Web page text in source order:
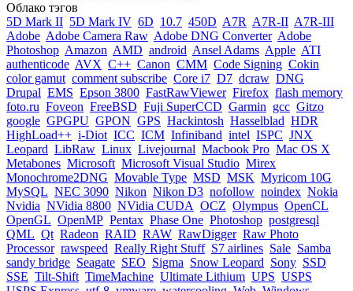
Облако тэгов
5D Mark II 5D Mark IV 6D 10.7 450D A7R A7R-II A7R-III
Adobe Adobe Camera Raw Adobe DNG Converter Adobe
Photoshop Amazon AMD android Ansel Adams Apple ATI
authenticode AVX C++ Canon CMM Code Signing Cokin
color gamut comment subscribe Core i7 D7 dcraw DNG
Drupal EMS Epson 3800 FastRawViewer Firefox flash memory
foto.ru Foveon FreeBSD Fuji SuperCCD Garmin gcc Gitzo
google GPGPU GPON GPS Hackintosh Hasselblad HDR
HighLoad++ i-Diot ICC ICM Infiniband intel ISPC JNX
Leopard LibRaw Linux Livejournal Macbook Pro Mac OS X
Metabones Microsoft Microsoft Visual Studio Mirex
Monochrome2DNG Movable Type MSD MSK Myricom 10G
MySQL NEC 3090 Nikon Nikon D3 nofollow noindex Nokia
Nvidia NVidia 8800 NVidia CUDA OCZ Olympus OpenCL
OpenGL OpenMP Pentax Phase One Photoshop postgresql
QML Qt Radeon RAID RAW RawDigger Raw Photo
Processor rawspeed Really Right Stuff S7 airlines Sale Samba
sandy bridge Seagate SEO Sigma Snow Leopard Sony SSD
SSE Tilt-Shift TimeMachine Ultimate Lithium UPS USPS